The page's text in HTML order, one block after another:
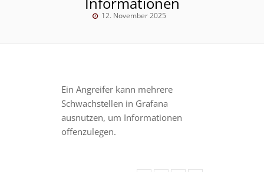
12. November 2025
Ein Angreifer kann mehrere
Schwachstellen in Grafana
ausnutzen, um Informationen
offenzulegen.